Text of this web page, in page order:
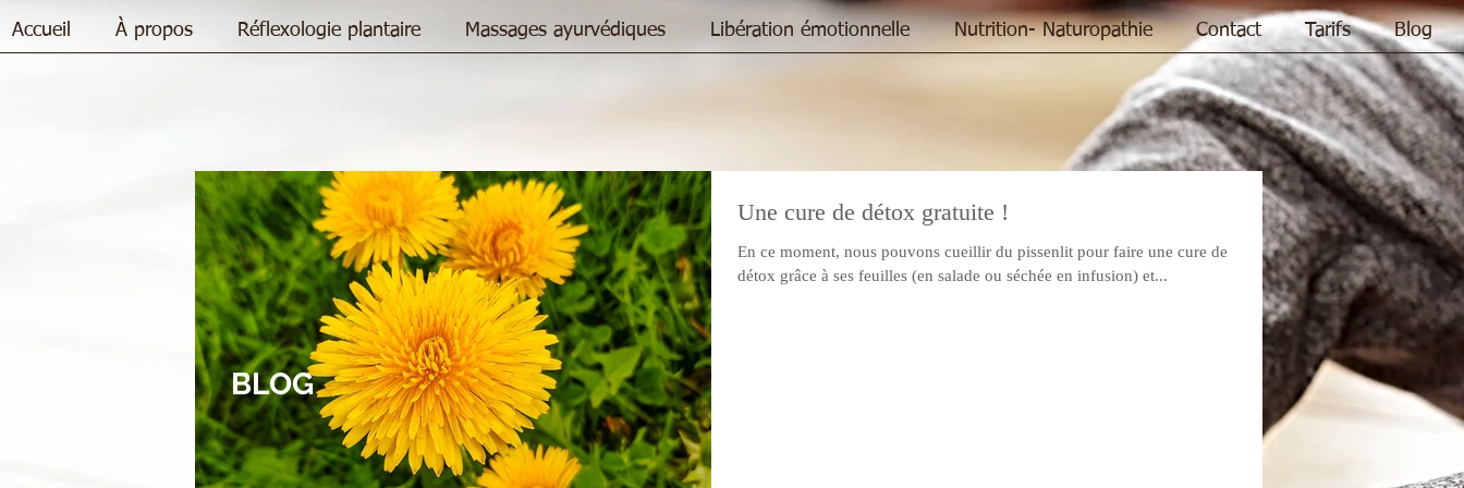
Accueil À propos Réflexologie plantaire Massages ayurvédiques Libération émotionnelle Nutrition- Naturopathie Contact Tarifs Blog
Une cure de détox gratuite !
En ce moment, nous pouvons cueillir du pissenlit pour faire une cure de
détox grâce à ses feuilles (en salade ou séchée en infusion) et...
BLOG